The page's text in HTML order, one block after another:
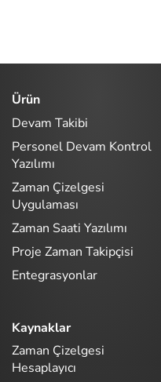
Ürün
Devam Takibi
Personel Devam Kontrol
Yazılımı
Zaman Çizelgesi
Uygulaması
Zaman Saati Yazılımı
Proje Zaman Takipçisi
Entegrasyonlar
Kaynaklar
Zaman Çizelgesi
Hesaplayıcı